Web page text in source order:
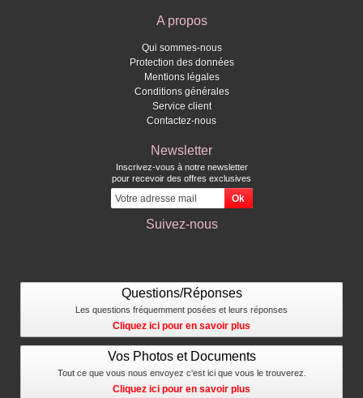
A propos
Qui sommes-nous
Protection des données
Mentions légales
Conditions générales
Service client
Contactez-nous
Newsletter
Inscrivez-vous à notre newsletter
pour recevoir des offres exclusives
Suivez-nous
Questions/Réponses
Les questions fréquemment posées et leurs réponses
Cliquez ici pour en savoir plus
Vos Photos et Documents
Tout ce que vous nous envoyez c'est ici que vous le trouverez.
Cliquez ici pour en savoir plus